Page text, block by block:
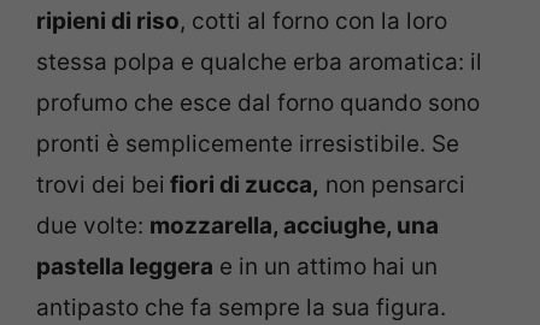
ripieni di riso, cotti al forno con la loro
stessa polpa e qualche erba aromatica: il
profumo che esce dal forno quando sono
pronti è semplicemente irresistibile. Se
trovi dei bei fiori di zucca, non pensarci
due volte: mozzarella, acciughe, una
pastella leggera e in un attimo hai un
antipasto che fa sempre la sua figura.